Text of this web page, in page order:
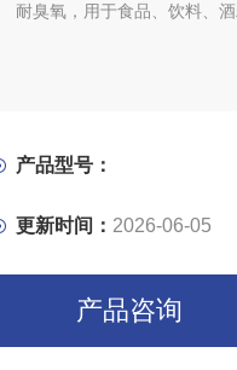
耐臭氧，用于食品、饮料、
产品型号：
更新时间： 2026-06-05
产品咨询